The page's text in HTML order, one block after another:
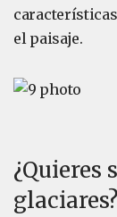
el paisaje.
¿Quieres
glaciares?